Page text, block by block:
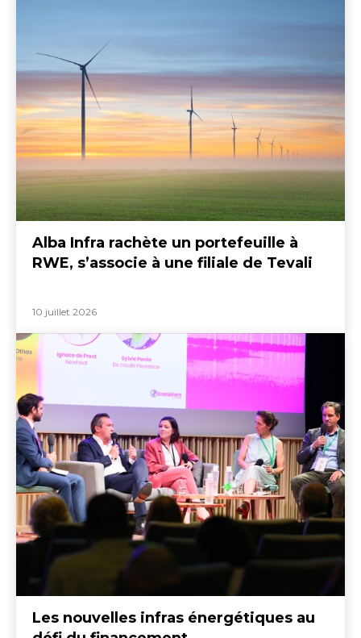
Alba Infra rachète un portefeuille à
RWE, s’associe à une filiale de Tevali
10 juillet 2026
Les nouvelles infras énergétiques au